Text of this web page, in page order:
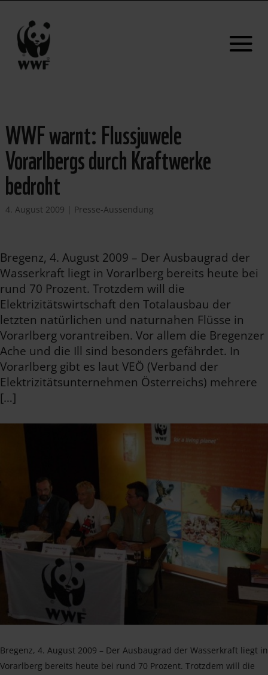
WWF warnt: Flussjuwele
Vorarlbergs durch Kraftwerke
bedroht
4. August 2009 | Presse-Aussendung
Bregenz, 4. August 2009 – Der Ausbaugrad der
Wasserkraft liegt in Vorarlberg bereits heute bei
rund 70 Prozent. Trotzdem will die
Elektrizitätswirtschaft den Totalausbau der
letzten natürlichen und naturnahen Flüsse in
Vorarlberg vorantreiben. Vor allem die Bregenzer
Ache und die Ill sind besonders gefährdet. In
Vorarlberg gibt es laut VEÖ (Verband der
Elektrizitätsunternehmen Österreichs) mehrere
[…]
Bregenz, 4. August 2009 – Der Ausbaugrad der Wasserkraft liegt in
Vorarlberg bereits heute bei rund 70 Prozent. Trotzdem will die